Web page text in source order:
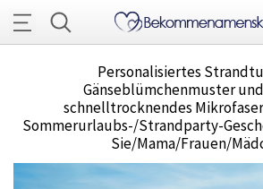
Personalisiertes
Gänseblümchenmuster
schnelltrocknendes
Sommerurlaubs-/Strandparty-
Sie/Mama/Frauen/